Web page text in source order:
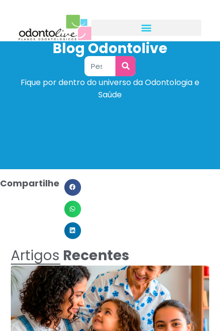
Blog Odontolive
Fique por dentro do universo da Odontologia e
Saúde
Compartilhe
Artigos Recentes